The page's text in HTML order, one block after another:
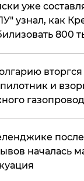
уже
узнал, как
800
и
началась